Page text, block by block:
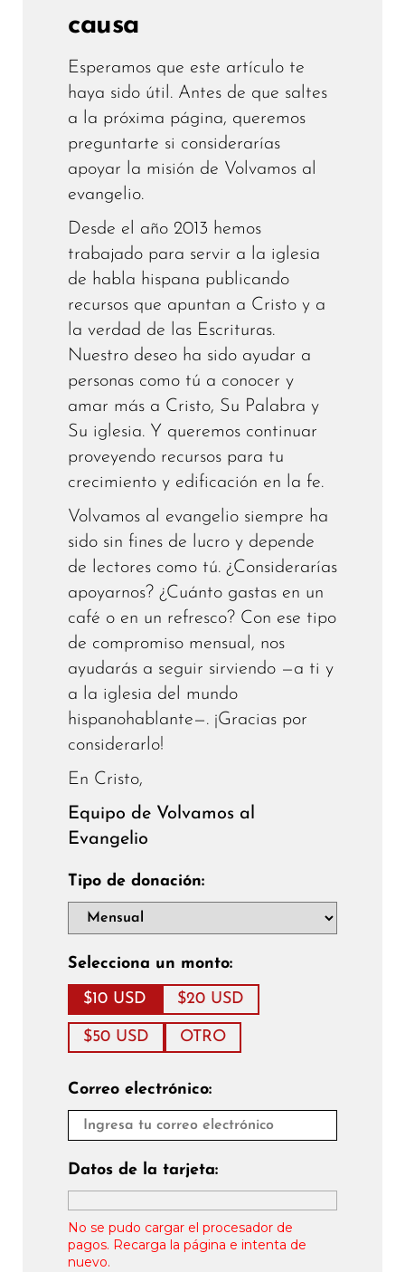
causa
Esperamos que este artículo te
haya sido útil. Antes de que saltes
a la próxima página, queremos
preguntarte si considerarías
apoyar la misión de Volvamos al
evangelio.
Desde el año 2013 hemos
trabajado para servir a la iglesia
de habla hispana publicando
recursos que apuntan a Cristo y a
la verdad de las Escrituras.
Nuestro deseo ha sido ayudar a
personas como tú a conocer y
amar más a Cristo, Su Palabra y
Su iglesia. Y queremos continuar
proveyendo recursos para tu
crecimiento y edificación en la fe.
Volvamos al evangelio siempre ha
sido sin fines de lucro y depende
de lectores como tú. ¿Considerarías
apoyarnos? ¿Cuánto gastas en un
café o en un refresco? Con ese tipo
de compromiso mensual, nos
ayudarás a seguir sirviendo —a ti y
a la iglesia del mundo
hispanohablante—. ¡Gracias por
considerarlo!
En Cristo,
Equipo de Volvamos al
Evangelio
Tipo de donación:
Selecciona un monto:
$10 USD $20 USD
$50 USD OTRO
Correo electrónico:
Datos de la tarjeta:
No se pudo cargar el procesador de
pagos. Recarga la página e intenta de
nuevo.